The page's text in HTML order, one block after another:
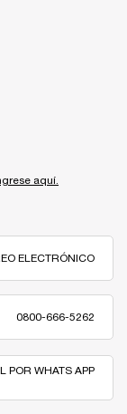
aquí.
ELECTRÓNICO
0800-666-5262
POR WHATS APP